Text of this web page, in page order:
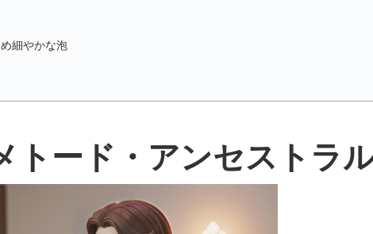
細やかな泡
トード・アンセストラ